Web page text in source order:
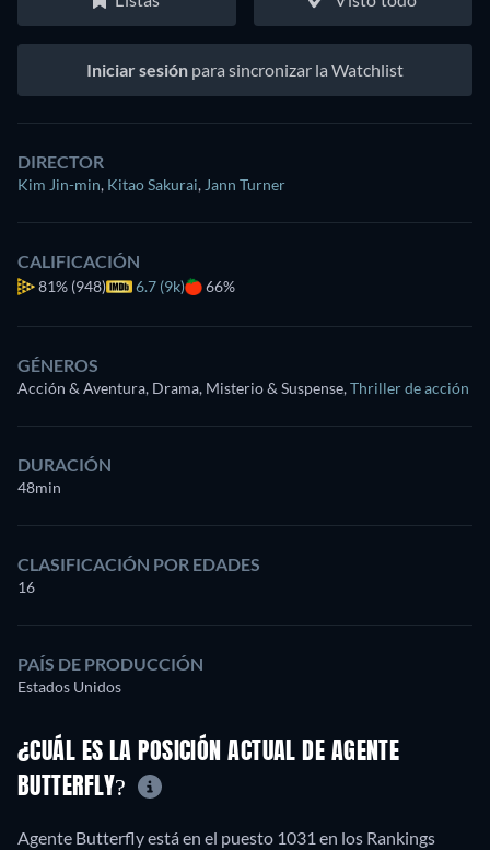
Iniciar sesión para sincronizar la Watchlist
DIRECTOR
Kim Jin-min, Kitao Sakurai, Jann Turner
CALIFICACIÓN
81% (948) 6.7 (9k) 66%
GÉNEROS
Acción & Aventura, Drama, Misterio & Suspense,Thriller de acción
DURACIÓN
48min
CLASIFICACIÓN POR EDADES
16
PAÍS DE PRODUCCIÓN
Estados Unidos
¿CUÁL ES LA POSICIÓN ACTUAL DE AGENTE
BUTTERFLY?
Agente Butterfly está en el puesto 1031 en los Rankings